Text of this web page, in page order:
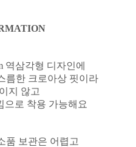
역삼각형 디자인에
름한 크로아상 핏이라
지 않고
으로 착용 가능해요
품 보관은 어렵고